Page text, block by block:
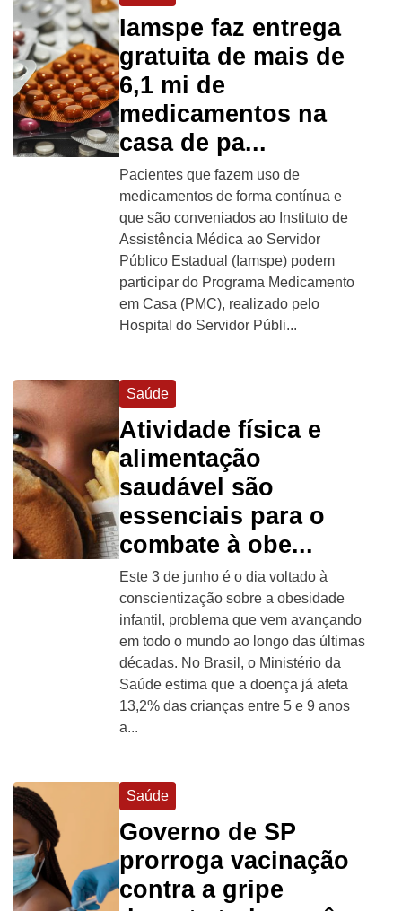
Iamspe faz entrega
gratuita de mais de
6,1 mi de
medicamentos na
casa de pa...
Pacientes que fazem uso de
medicamentos de forma contínua e
que são conveniados ao Instituto de
Assistência Médica ao Servidor
Público Estadual (Iamspe) podem
participar do Programa Medicamento
em Casa (PMC), realizado pelo
Hospital do Servidor Públi...
Saúde
Atividade física e
alimentação
saudável são
essenciais para o
combate à obe...
Este 3 de junho é o dia voltado à
conscientização sobre a obesidade
infantil, problema que vem avançando
em todo o mundo ao longo das últimas
décadas. No Brasil, o Ministério da
Saúde estima que a doença já afeta
13,2% das crianças entre 5 e 9 anos
a...
Saúde
Governo de SP
prorroga vacinação
contra a gripe